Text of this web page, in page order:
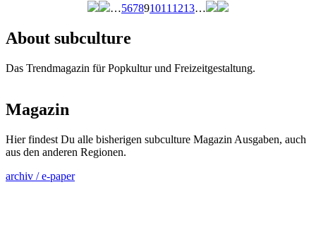
…567891011 1213…
About subculture
Das Trendmagazin für Popkultur und Freizeitgestaltung.
Magazin
Hier findest Du alle bisherigen subculture Magazin Ausgaben, auch
aus den anderen Regionen.
archiv / e-paper